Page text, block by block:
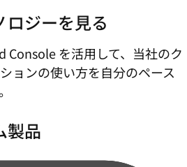
ロジーを見る
Console を活用して、当社のク
ョンの使い方を自分のペース
製品